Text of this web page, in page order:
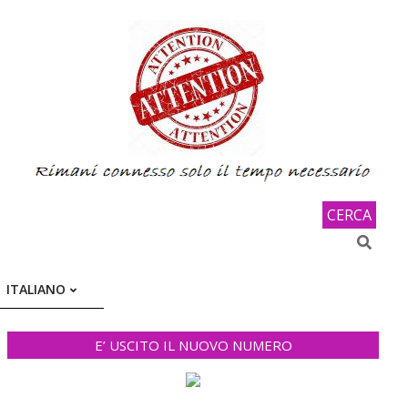
CERCA
Search
ITALIANO
E’ USCITO IL NUOVO NUMERO